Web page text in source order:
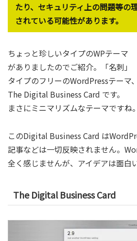
たり、セキュリティ上の問題等の
されている可能性があります。
ちょっと珍しいタイプのWPテーマ
がありましたのでご紹介。「名刺」
タイプのフリーのWordPressテーマ、
The Digital Business Card です。
まさにミニマリズムなテーマですね。
このDigital Business Card は
記事などは一切反映されません。
全く感じませんが、アイデアは面白
The Digital Business Card